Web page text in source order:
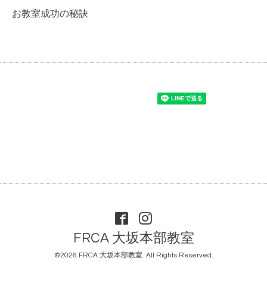
お教室成功の秘訣
FRCA 大坂本部教室
©2026 FRCA 大坂本部教室. All Rights Reserved.